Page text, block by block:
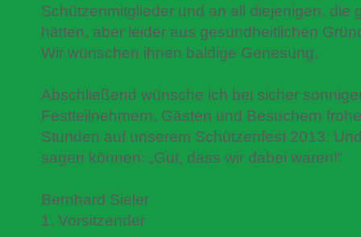
Schützenmitglieder und an all diejenigen, die
hätten, aber leider aus gesundheitlichen
Wir wünschen ihnen baldige Genesung.
Abschließend wünsche ich bei sicher
Festteilnehmern, Gästen und Besuchern
Stunden auf unserem Schützenfest 2013.
sagen können: „Gut, dass wir dabei waren!“
Bernhard Sieler
1. Vorsitzender